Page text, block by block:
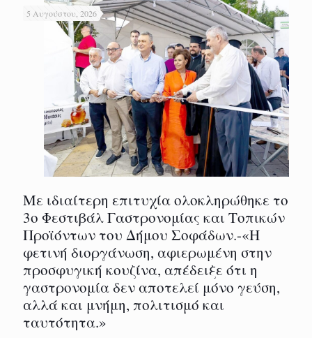
5 Αυγούστου, 2026
Με ιδιαίτερη επιτυχία ολοκληρώθηκε το
3ο Φεστιβάλ Γαστρονομίας και Τοπικών
Προϊόντων του Δήμου Σοφάδων.-«Η
φετινή διοργάνωση, αφιερωμένη στην
προσφυγική κουζίνα, απέδειξε ότι η
γαστρονομία δεν αποτελεί μόνο γεύση,
αλλά και μνήμη, πολιτισμό και
ταυτότητα.»